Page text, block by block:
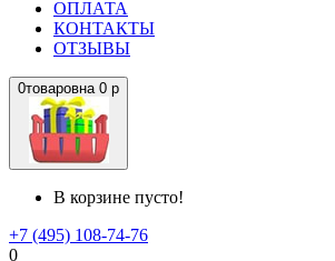
ОПЛАТА
КОНТАКТЫ
ОТЗЫВЫ
0товаровна 0 р
В корзине пусто!
+7 (495) 108-74-76
0